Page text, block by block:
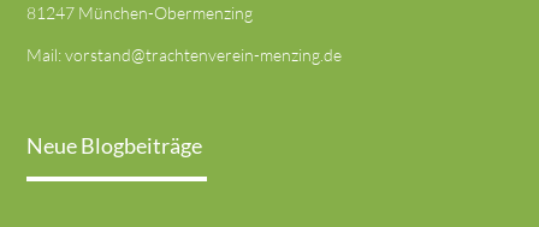
81247 München-Obermenzing
Mail:vorstand@trachtenverein-menzing.de
Neue Blogbeiträge